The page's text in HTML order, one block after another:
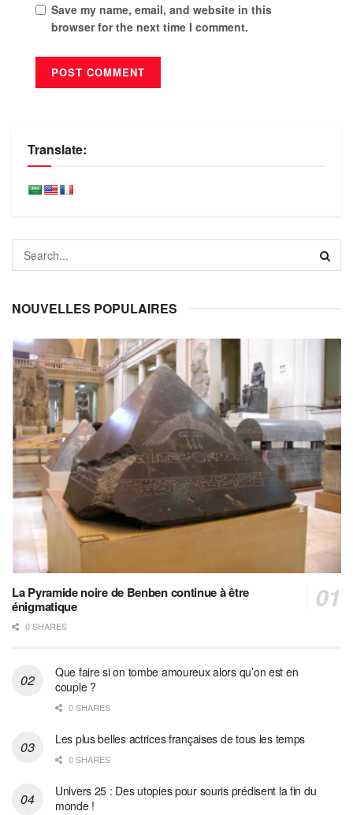
Save my name, email, and website in this
browser for the next time I comment.
Translate:
NOUVELLES POPULAIRES
La Pyramide noire de Benben continue à être
énigmatique
0 SHARES
Que faire si on tombe amoureux alors qu’on est en
couple ?
0 SHARES
Les plus belles actrices françaises de tous les temps
0 SHARES
Univers 25 : Des utopies pour souris prédisent la fin du
monde !